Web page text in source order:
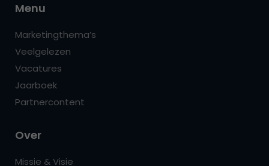
Menu
Marketingthema’s
Veelgelezen
Vacatures
Jaarboek
Partnercontent
Over
Missie & Visie